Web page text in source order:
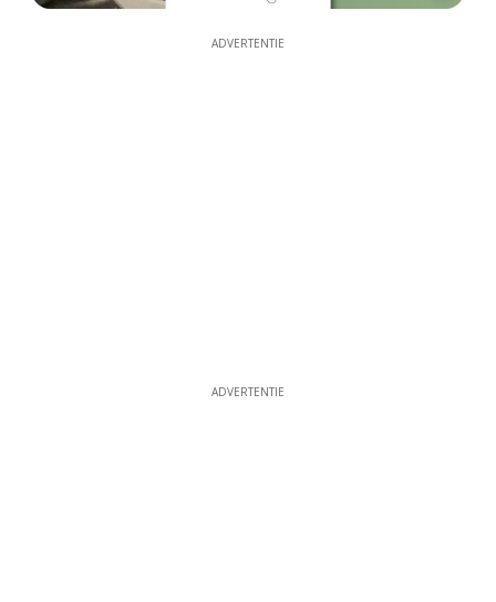
ADVERTENTIE
ADVERTENTIE